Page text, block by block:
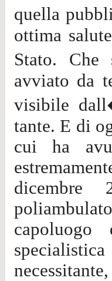
quella
ottima
Stato.
avviato da
visibile
tante. E di
cui ha